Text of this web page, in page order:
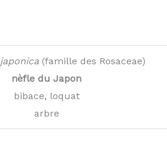
japonica(famille des Rosaceae)
nèfle du Japon
bibace, loquat
arbre